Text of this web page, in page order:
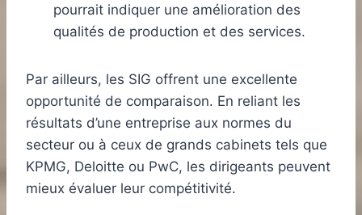
pourrait indiquer une amélioration des
qualités de production et des services.
Par ailleurs, les SIG offrent une excellente
opportunité de comparaison. En reliant les
résultats d’une entreprise aux normes du
secteur ou à ceux de grands cabinets tels que
KPMG, Deloitte ou PwC, les dirigeants peuvent
mieux évaluer leur compétitivité.